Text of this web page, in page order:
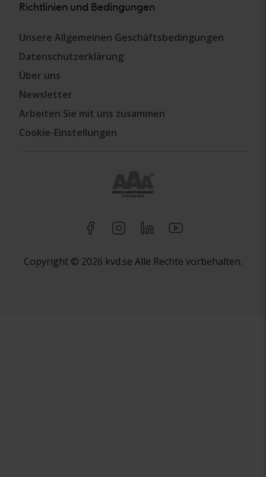
Richtlinien und Bedingungen
Unsere Allgemeinen Geschäftsbedingungen
Datenschutzerklärung
Über uns
Newsletter
Arbeiten Sie mit uns zusammen
Cookie-Einstellungen
Copyright © 2026 kvd.se Alle Rechte vorbehalten.